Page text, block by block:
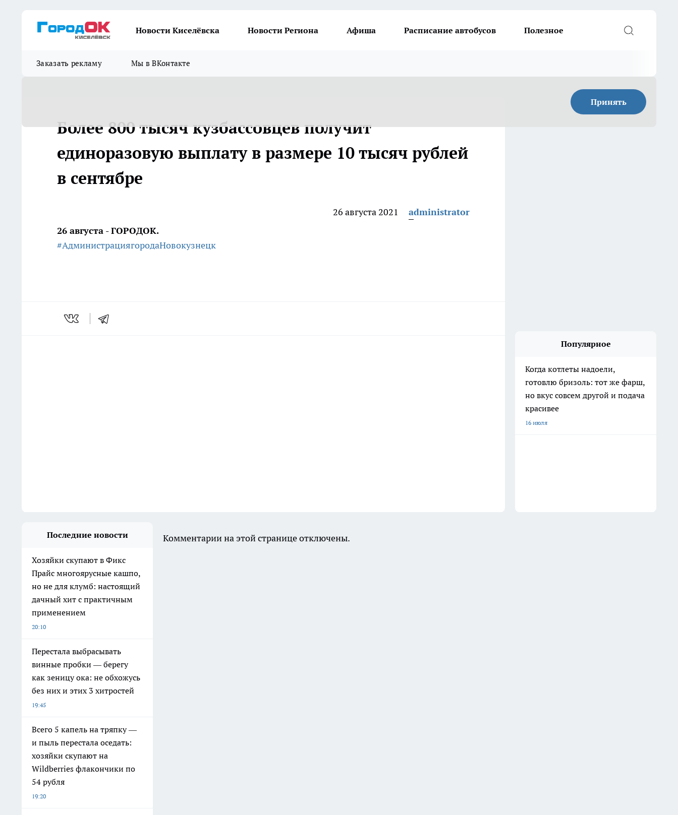
Новости Киселёвска Новости Региона Афиша Расписание автобусов Полезное
Заказать рекламу Мы в ВКонтакте
Принять
Более 800 тысяч кузбассовцев получит
единоразовую выплату в размере 10 тысяч рублей
в сентябре
26 августа 2021
administrator
26 августа - ГОРОДОК.
#АдминистрациягородаНовокузнецк
Популярное
Когда котлеты надоели,
готовлю бризоль: тот же фарш,
но вкус совсем другой и подача
красивее
16 июля
Последние новости
Хозяйки скупают в Фикс
Прайс многоярусные кашпо,
но не для клумб: настоящий
дачный хит с практичным
применением
20:10
Перестала выбрасывать
винные пробки — берегу
как зеницу ока: не обхожусь
без них и этих 3 хитростей
19:45
Всего 5 капель на тряпку —
и пыль перестала оседать:
хозяйки скупают на
Wildberries флакончики по
54 рубля
19:20
Комментарии на этой странице отключены.